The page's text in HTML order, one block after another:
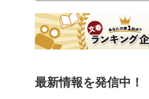
最新情報を発信中！